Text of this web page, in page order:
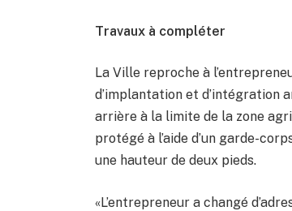
Travaux à compléter
La Ville reproche à
d’implantation et d’intégration
arrière à la limite de la zone
protégé à l’aide d’un garde-
une hauteur de deux pieds.
«L’entrepreneur a changé